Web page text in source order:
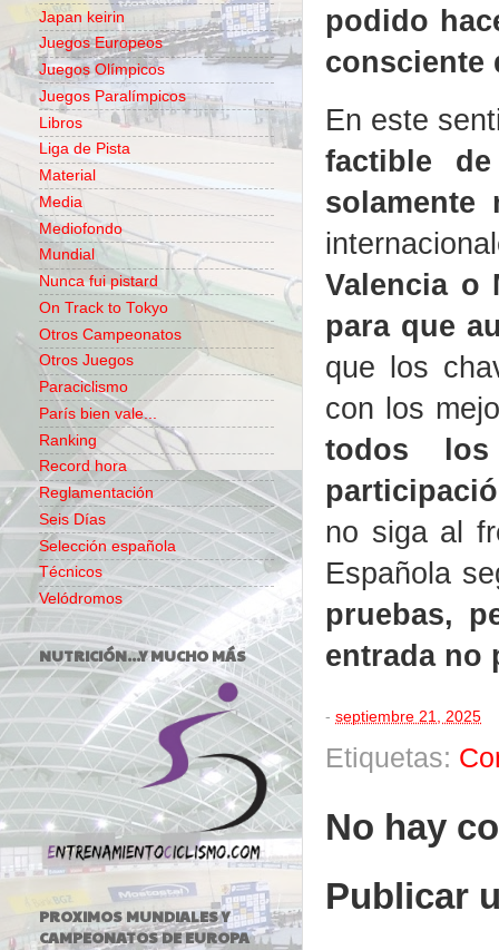
podido
consciente
En este
factible
solamente
Valencia o
para que
que los
con los
todos
no siga al
Española
pruebas,
entrada no
- septiembre 21, 2025
Etiquetas:
No hay
Publicar
Japan keirin
Juegos Europeos
Juegos Olímpicos
Juegos Paralímpicos
Libros
Liga de Pista
Material
Media
Mediofondo
Mundial
Nunca fui pistard
On Track to Tokyo
Otros Campeonatos
Otros Juegos
Paraciclismo
París bien vale...
Ranking
Record hora
Reglamentación
Seis Días
Selección española
Técnicos
Velódromos
NUTRICIÓN...Y MUCHO MÁS
PROXIMOS MUNDIALES Y
CAMPEONATOS DE EUROPA